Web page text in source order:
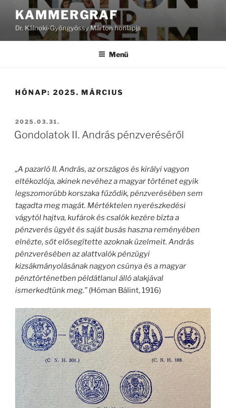
Tartalomhoz
KAMMERGRAF
Dr. Kálnoki-Gyöngyössy Márton honlapja
Menü
HÓNAP: 2025. MÁRCIUS
BEKÜLDVE:
2025.03.31.
Gondolatok II. András pénzveréséről
„A pazarló II. András, az országos és királyi vagyon
eltékozlója, akinek nevéhez a magyar történet egyik
legszomorúbb korszaka fűződik, pénzverésében sem
tagadta meg magát. Mértéktelen nyerészkedési
vágytól hajtva, kufárok és csalók kezére bízta a
pénzverés ügyét és saját busás haszna reményében
elnézte, sőt elősegítette azoknak üzelmeit. András
pénzverésében az alattvalók pénzügyi
kizsákmányolásának nagyon csúnya és a magyar
pénztörténetben példátlanul álló alakjával
ismerkedtünk meg.” (Hóman Bálint, 1916)